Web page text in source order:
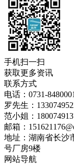
手机扫一扫
获取更多资讯
联系方式
电话：0731-
罗先生：
范小姐：
邮箱：
地址：湖南省长沙
号厂房9楼
网站导航